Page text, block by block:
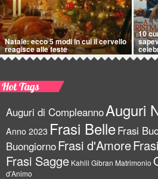
Natale: ecco 5 modi in cui il cervello
reagisce alle feste
10
Hot Tags
Auguri di CompleannoAuguri
Anno 2023 Frasi BelleFrasi
BuongiornoFrasi d'Amore
Frasi Sagge Kahlil Gibran Matrimonio
d'Animo